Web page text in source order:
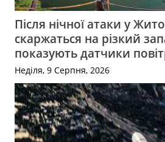
Після нічної атаки у
скаржаться на різкий
показують датчики
Неділя, 9 Серпня, 2026